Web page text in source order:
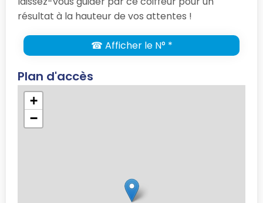
résultat à la hauteur de vos attentes !
☎ Afficher le N° *
Plan d'accès
+
−